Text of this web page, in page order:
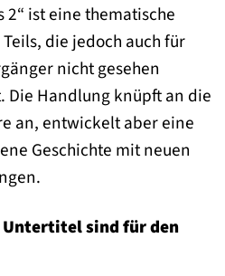
2“ ist eine thematische
die jedoch auch für
nicht gesehen
Die Handlung knüpft an die
an, entwickelt aber eine
Geschichte mit neuen
Untertitel sind für den